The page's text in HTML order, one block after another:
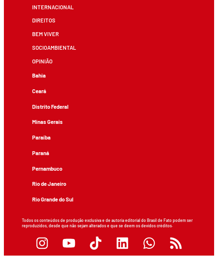
INTERNACIONAL
DIREITOS
BEM VIVER
SOCIOAMBIENTAL
OPINIÃO
Bahia
Ceará
Distrito Federal
Minas Gerais
Paraíba
Paraná
Pernambuco
Rio de Janeiro
Rio Grande do Sul
Todos os conteúdos de produção exclusiva e de autoria editorial do Brasil de Fato podem ser
reproduzidos, desde que não sejam alterados e que se deem os devidos créditos.